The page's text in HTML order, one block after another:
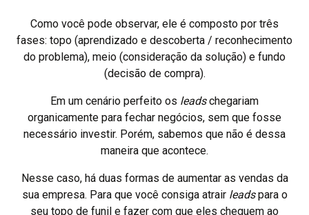
Como você pode observar, ele é composto por três
fases: topo (aprendizado e descoberta / reconhecimento
do problema), meio (consideração da solução) e fundo
(decisão de compra).
Em um cenário perfeito os leadschegariam
organicamente para fechar negócios, sem que fosse
necessário investir. Porém, sabemos que não é dessa
maneira que acontece.
Nesse caso, há duas formas de aumentar as vendas da
sua empresa. Para que você consiga atrair leadspara o
seu topo de funil e fazer com que eles cheguem ao